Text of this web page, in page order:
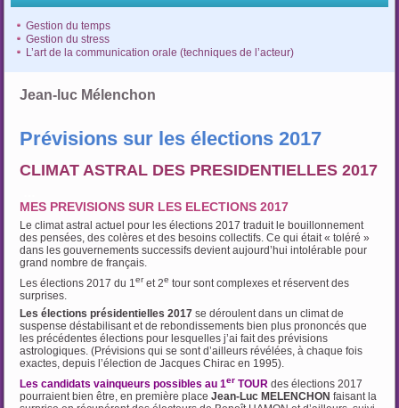
Gestion du temps
Gestion du stress
L’art de la communication orale (techniques de l’acteur)
Jean-luc Mélenchon
Prévisions sur les élections 2017
CLIMAT ASTRAL DES PRESIDENTIELLES 2017
MES PREVISIONS SUR LES ELECTIONS 2017
Le climat astral actuel pour les élections 2017 traduit le bouillonnement
des pensées, des colères et des besoins collectifs. Ce qui était « toléré »
dans les gouvernements successifs devient aujourd’hui intolérable pour
grand nombre de français.
Les élections 2017 du 1er et 2e tour sont complexes et réservent des
surprises.
Les élections présidentielles 2017 se déroulent dans un climat de
suspense déstabilisant et de rebondissements bien plus prononcés que
les précédentes élections pour lesquelles j’ai fait des prévisions
astrologiques. (Prévisions qui se sont d’ailleurs révélées, à chaque fois
exactes, depuis l’élection de Jacques Chirac en 1995).
Les candidats vainqueurs possibles au 1er TOUR des élections 2017
pourraient bien être, en première placeJean-Luc MELENCHON faisant la